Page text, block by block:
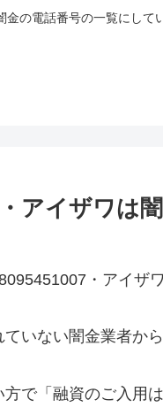
金の電話番号の一覧にして
アイザワは
・アイザ
いない闇金業者か
で「融資のご入用